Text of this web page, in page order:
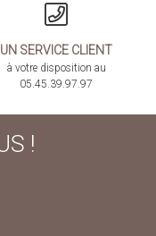
UN SERVICE CLIENT
à votre disposition au
05.45.39.97.97
!